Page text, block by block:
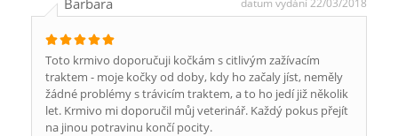
Barbara datum vydání 22/03/2018
Toto krmivo doporučuji kočkám s citlivým zažívacím
traktem - moje kočky od doby, kdy ho začaly jíst, neměly
žádné problémy s trávicím traktem, a to ho jedí již několik
let. Krmivo mi doporučil můj veterinář. Každý pokus přejít
na jinou potravinu končí pocity.